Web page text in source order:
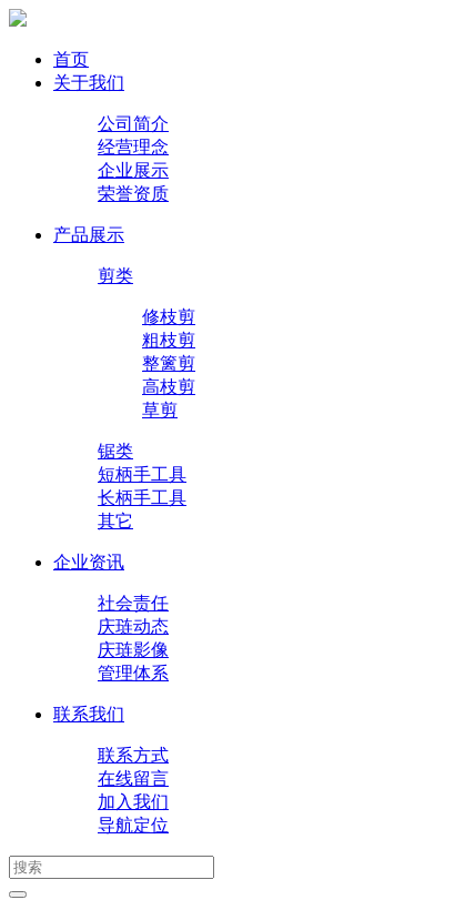
首页
关于我们
公司简介
经营理念
企业展示
荣誉资质
产品展示
剪类
修枝剪
粗枝剪
整篱剪
高枝剪
草剪
锯类
短柄手工具
长柄手工具
其它
企业资讯
社会责任
庆琏动态
庆琏影像
管理体系
联系我们
联系方式
在线留言
加入我们
导航定位